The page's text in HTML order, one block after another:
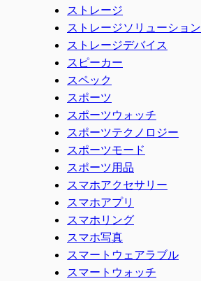
ストレージ
ストレージソリューション
ストレージデバイス
スピーカー
スペック
スポーツ
スポーツウォッチ
スポーツテクノロジー
スポーツモード
スポーツ用品
スマホアクセサリー
スマホアプリ
スマホリング
スマホ写真
スマートウェアラブル
スマートウォッチ